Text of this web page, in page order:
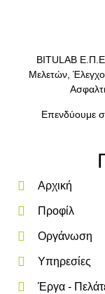
BITULAB
Μελετών,
Επενδύουμε
Αρχική
Προφίλ
Οργάνωση
Υπηρεσίες
Έργα -